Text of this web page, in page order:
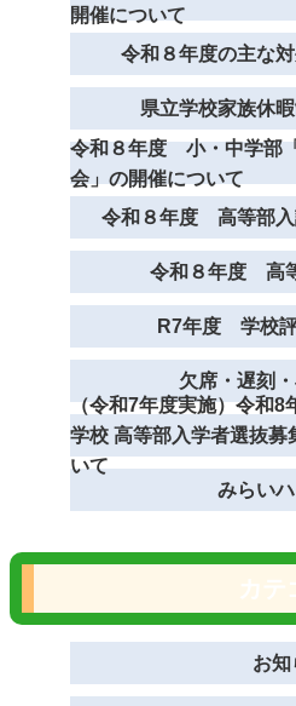
開催について
令和８年度の主な
県立学校家族休
令和８年度 小・中学部
会」の開催について
令和８年度 高等部
令和８年度 高
R7年度 学校
欠席・遅刻
（令和7年度実施）令和8
学校 高等部入学者選抜
いて
みらい
お知